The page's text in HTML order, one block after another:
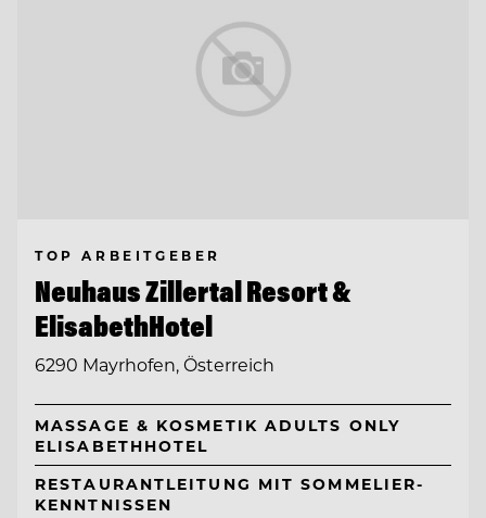
TOP ARBEITGEBER
Neuhaus Zillertal Resort &
ElisabethHotel
6290 Mayrhofen, Österreich
MASSAGE & KOSMETIK ADULTS ONLY
ELISABETHHOTEL
RESTAURANTLEITUNG MIT SOMMELIER-
KENNTNISSEN